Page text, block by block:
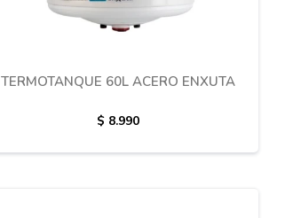
TERMOTANQUE 60L ACERO ENXUTA
$ 8.990